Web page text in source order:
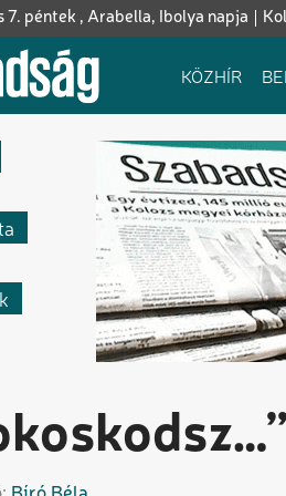
7. péntek , Arabella, Ibolya napja
Fő
KÖZHÍR